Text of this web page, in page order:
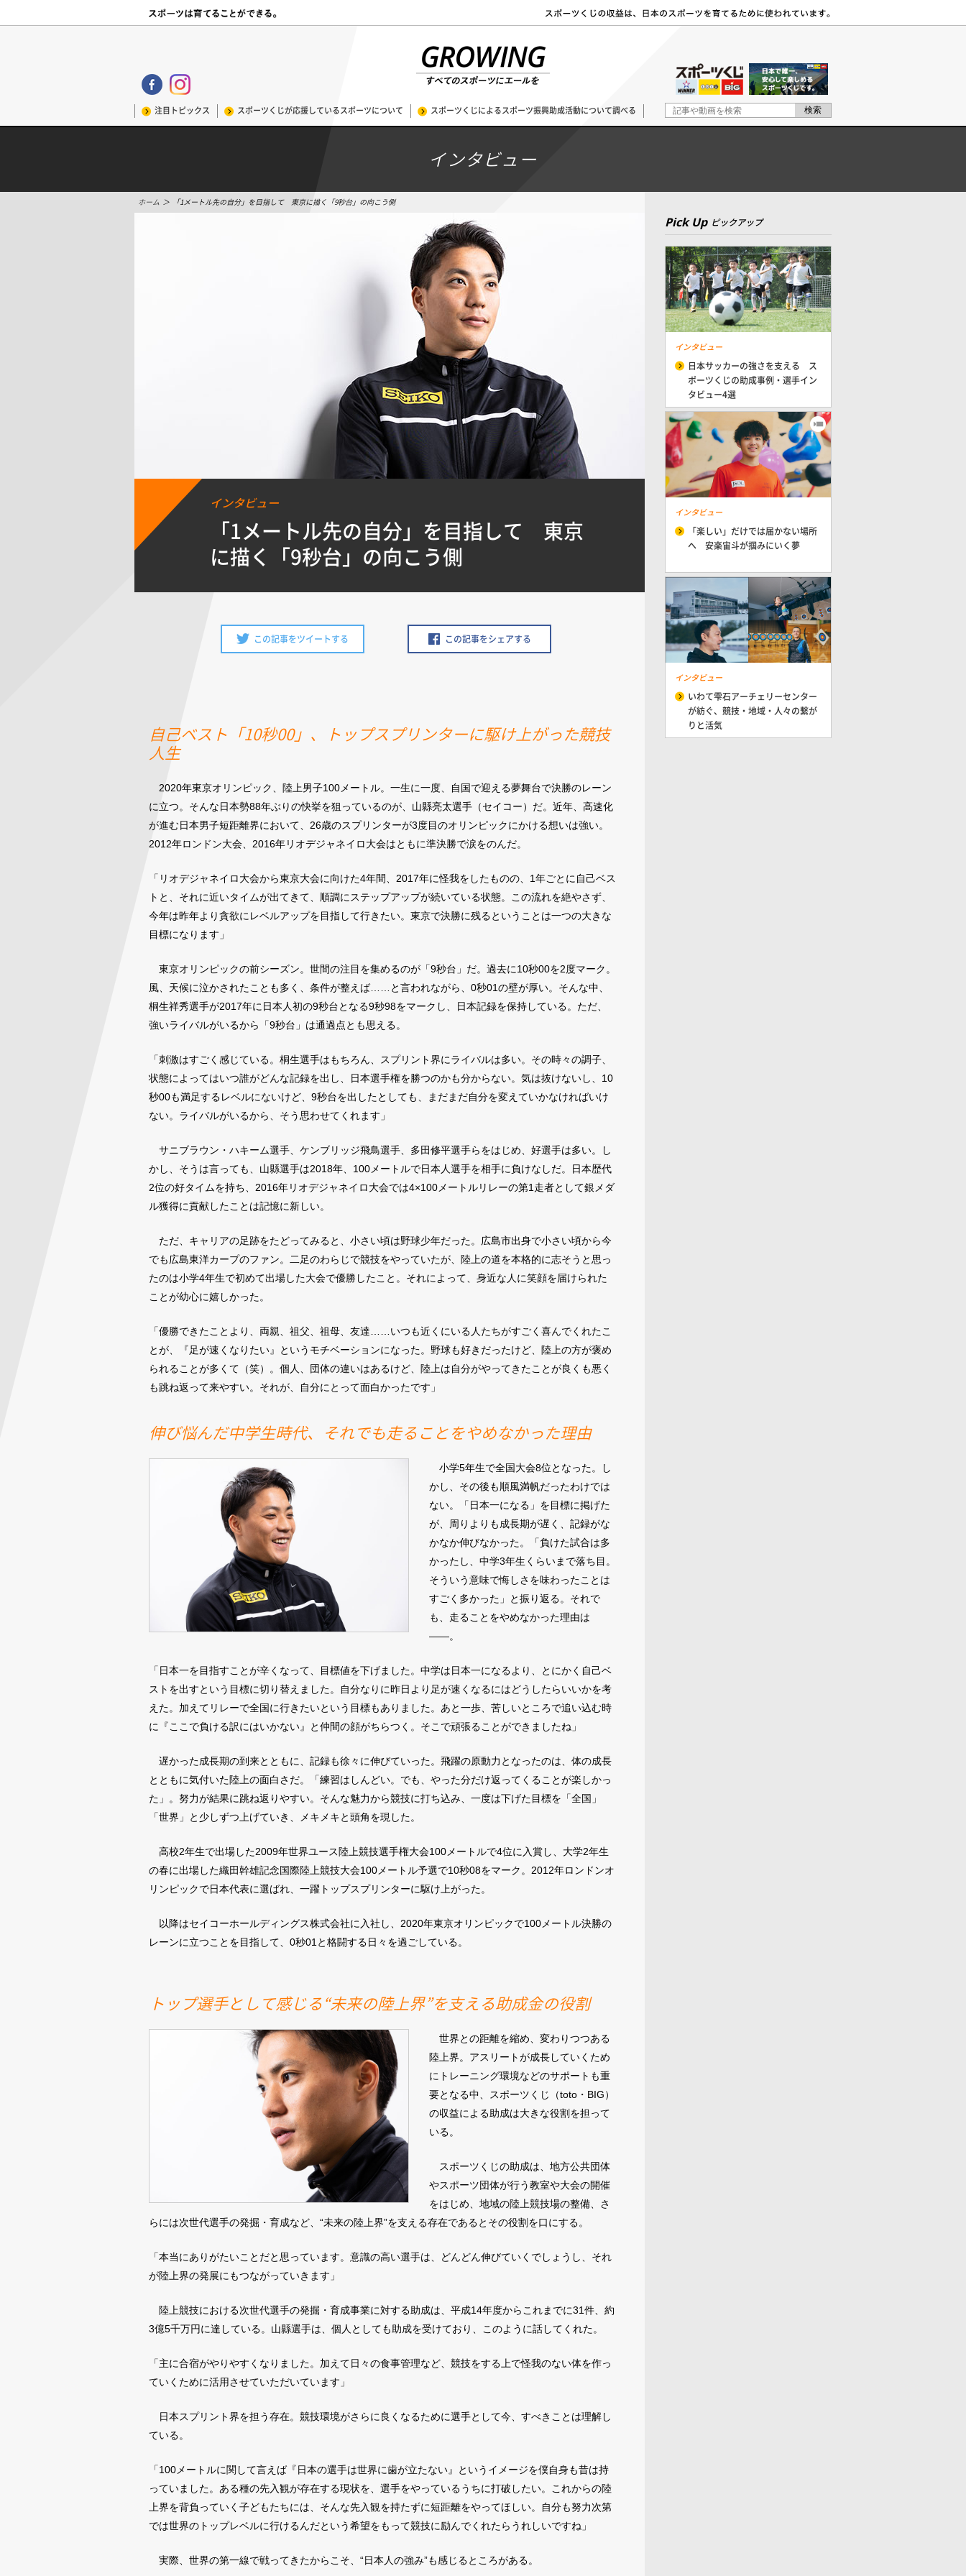
注目トピックス スポーツくじが応援しているスポーツについて スポーツくじによるスポーツ振興助成活動について調べる
インタビュー
ホーム ＞ 「1メートル先の自分」を目指して 東京に描く「9秒台」の向こう側
インタビュー
「1メートル先の自分」を目指して 東京
に描く「9秒台」の向こう側
この記事をツイートする この記事をシェアする
自己ベスト「10秒00」、トップスプリンターに駆け上がった競技
人生
2020年東京オリンピック、陸上男子100メートル。一生に一度、自国で迎える夢舞台で決勝のレーン
に立つ。そんな日本勢88年ぶりの快挙を狙っているのが、山縣亮太選手（セイコー）だ。近年、高速化
が進む日本男子短距離界において、26歳のスプリンターが3度目のオリンピックにかける想いは強い。
2012年ロンドン大会、2016年リオデジャネイロ大会はともに準決勝で涙をのんだ。
「リオデジャネイロ大会から東京大会に向けた4年間、2017年に怪我をしたものの、1年ごとに自己ベス
トと、それに近いタイムが出てきて、順調にステップアップが続いている状態。この流れを絶やさず、
今年は昨年より貪欲にレベルアップを目指して行きたい。東京で決勝に残るということは一つの大きな
目標になります」
東京オリンピックの前シーズン。世間の注目を集めるのが「9秒台」だ。過去に10秒00を2度マーク。
風、天候に泣かされたことも多く、条件が整えば……と言われながら、0秒01の壁が厚い。そんな中、
桐生祥秀選手が2017年に日本人初の9秒台となる9秒98をマークし、日本記録を保持している。ただ、
強いライバルがいるから「9秒台」は通過点とも思える。
「刺激はすごく感じている。桐生選手はもちろん、スプリント界にライバルは多い。その時々の調子、
状態によってはいつ誰がどんな記録を出し、日本選手権を勝つのかも分からない。気は抜けないし、10
秒00も満足するレベルにないけど、9秒台を出したとしても、まだまだ自分を変えていかなければいけ
ない。ライバルがいるから、そう思わせてくれます」
サニブラウン・ハキーム選手、ケンブリッジ飛鳥選手、多田修平選手らをはじめ、好選手は多い。し
かし、そうは言っても、山縣選手は2018年、100メートルで日本人選手を相手に負けなしだ。日本歴代
2位の好タイムを持ち、2016年リオデジャネイロ大会では4×100メートルリレーの第1走者として銀メダ
ル獲得に貢献したことは記憶に新しい。
ただ、キャリアの足跡をたどってみると、小さい頃は野球少年だった。広島市出身で小さい頃から今
でも広島東洋カープのファン。二足のわらじで競技をやっていたが、陸上の道を本格的に志そうと思っ
たのは小学4年生で初めて出場した大会で優勝したこと。それによって、身近な人に笑顔を届けられた
ことが幼心に嬉しかった。
「優勝できたことより、両親、祖父、祖母、友達……いつも近くにいる人たちがすごく喜んでくれたこ
とが、『足が速くなりたい』というモチベーションになった。野球も好きだったけど、陸上の方が褒め
られることが多くて（笑）。個人、団体の違いはあるけど、陸上は自分がやってきたことが良くも悪く
も跳ね返って来やすい。それが、自分にとって面白かったです」
伸び悩んだ中学生時代、それでも走ることをやめなかった理由
小学5年生で全国大会8位となった。し
かし、その後も順風満帆だったわけでは
ない。「日本一になる」を目標に掲げた
が、周りよりも成長期が遅く、記録がな
かなか伸びなかった。「負けた試合は多
かったし、中学3年生くらいまで落ち目。
そういう意味で悔しさを味わったことは
すごく多かった」と振り返る。それで
も、走ることをやめなかった理由は
――。
「日本一を目指すことが辛くなって、目標値を下げました。中学は日本一になるより、とにかく自己ベ
ストを出すという目標に切り替えました。自分なりに昨日より足が速くなるにはどうしたらいいかを考
えた。加えてリレーで全国に行きたいという目標もありました。あと一歩、苦しいところで追い込む時
に『ここで負ける訳にはいかない』と仲間の顔がちらつく。そこで頑張ることができましたね」
遅かった成長期の到来とともに、記録も徐々に伸びていった。飛躍の原動力となったのは、体の成長
とともに気付いた陸上の面白さだ。「練習はしんどい。でも、やった分だけ返ってくることが楽しかっ
た」。努力が結果に跳ね返りやすい。そんな魅力から競技に打ち込み、一度は下げた目標を「全国」
「世界」と少しずつ上げていき、メキメキと頭角を現した。
高校2年生で出場した2009年世界ユース陸上競技選手権大会100メートルで4位に入賞し、大学2年生
の春に出場した織田幹雄記念国際陸上競技大会100メートル予選で10秒08をマーク。2012年ロンドンオ
リンピックで日本代表に選ばれ、一躍トップスプリンターに駆け上がった。
以降はセイコーホールディングス株式会社に入社し、2020年東京オリンピックで100メートル決勝の
レーンに立つことを目指して、0秒01と格闘する日々を過ごしている。
トップ選手として感じる“未来の陸上界”を支える助成金の役割
世界との距離を縮め、変わりつつある
陸上界。アスリートが成長していくため
にトレーニング環境などのサポートも重
要となる中、スポーツくじ（toto・BIG）
の収益による助成は大きな役割を担って
いる。
スポーツくじの助成は、地方公共団体
やスポーツ団体が行う教室や大会の開催
をはじめ、地域の陸上競技場の整備、さ
らには次世代選手の発掘・育成など、“未来の陸上界”を支える存在であるとその役割を口にする。
「本当にありがたいことだと思っています。意識の高い選手は、どんどん伸びていくでしょうし、それ
が陸上界の発展にもつながっていきます」
陸上競技における次世代選手の発掘・育成事業に対する助成は、平成14年度からこれまでに31件、約
3億5千万円に達している。山縣選手は、個人としても助成を受けており、このように話してくれた。
「主に合宿がやりやすくなりました。加えて日々の食事管理など、競技をする上で怪我のない体を作っ
ていくために活用させていただいています」
日本スプリント界を担う存在。競技環境がさらに良くなるために選手として今、すべきことは理解し
ている。
「100メートルに関して言えば『日本の選手は世界に歯が立たない』というイメージを僕自身も昔は持
っていました。ある種の先入観が存在する現状を、選手をやっているうちに打破したい。これからの陸
上界を背負っていく子どもたちには、そんな先入観を持たずに短距離をやってほしい。自分も努力次第
では世界のトップレベルに行けるんだという希望をもって競技に励んでくれたらうれしいですね」
実際、世界の第一線で戦ってきたからこそ、“日本人の強み”も感じるところがある。
Pick Up ピックアップ
インタビュー
日本サッカーの強さを支える ス
ポーツくじの助成事例・選手イン
タビュー4選
インタビュー
「楽しい」だけでは届かない場所
へ 安楽宙斗が掴みにいく夢
インタビュー
いわて雫石アーチェリーセンター
が紡ぐ、競技・地域・人々の繋が
りと活気